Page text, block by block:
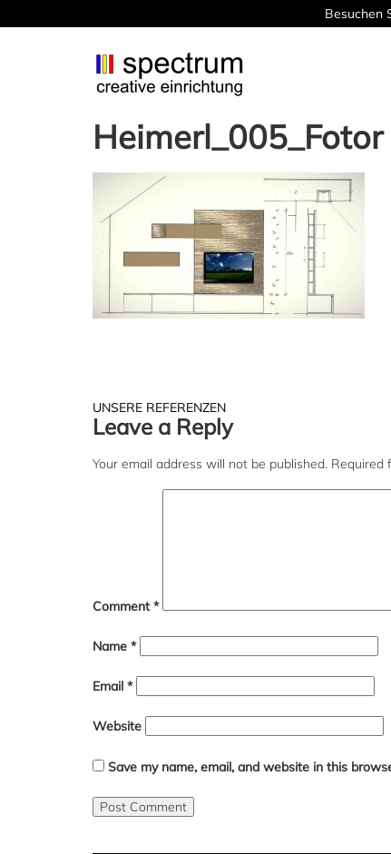
Besuchen
Heimerl_005_Fotor
Post
navigation
UNSERE REFERENZEN
Leave a Reply
Your email address will not be published. Required
Comment*
Name *
Email *
Website
Save my name, email, and website in this